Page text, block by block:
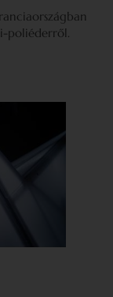
poliéderről.